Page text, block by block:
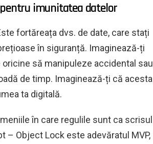
pentru imunitatea datelor
fortăreața dvs. de date, care stați
în siguranță. Imaginează-ți
să manipuleze accidental sau
de timp. Imaginează-ți că acesta
ta digitală.
în care regulile sunt ca scrisul
– Object Lock este adevăratul MVP,